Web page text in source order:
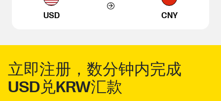
USD CNY
立即注册，数分钟内完成
USD兑KRW汇款